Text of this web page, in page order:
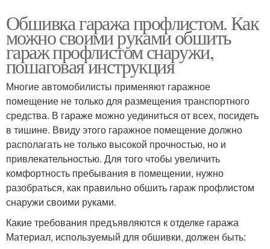
Обшивка гаража профлистом. Как
можно своими руками обшить
гараж профлистом снаружи,
пошаговая инструкция
Многие автомобилисты применяют гаражное
помещение не только для размещения транспортного
средства. В гараже можно уединиться от всех, посидеть
в тишине. Ввиду этого гаражное помещение должно
располагать не только высокой прочностью, но и
привлекательностью. Для того чтобы увеличить
комфортность пребывания в помещении, нужно
разобраться, как правильно обшить гараж профлистом
снаружи своими руками.
Какие требования предъявляются к отделке гаража
Материал, используемый для обшивки, должен быть: